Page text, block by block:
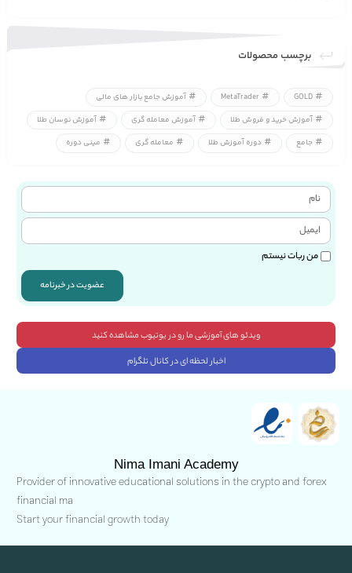
برچسب محصولات
GOLD
MetaTrader
آموزش جامع بازار های مالی
آموزش خرید و فروش طلا
آموزش معامله گری
آموزش نوسان طلا
جامع
دوره آموزش طلا معامله گری مینی دوره
من ربات نیستم
عضویت در خبرنامه
ویدئو های آموزشی ما رو در یوتیوب مشاهده کنید
اخبار لحظه ای در کانال تلگرام
Nima Imani Academy
Provider of innovative educational solutions in the crypto and forex
financial ma
Start your financial growth today